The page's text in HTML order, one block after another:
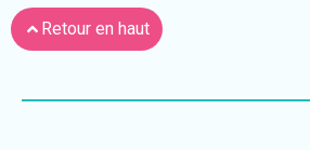
Retour en haut